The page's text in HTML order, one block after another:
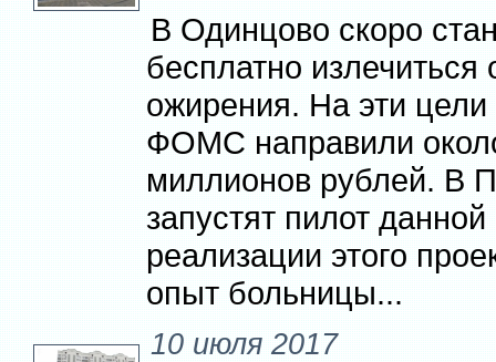
В Одинцово скоро
бесплатно излечиться
ожирения. На эти
ФОМС направили
миллионов рублей. В
запустят пилот
реализации этого
опыт больницы...
10 июля 2017